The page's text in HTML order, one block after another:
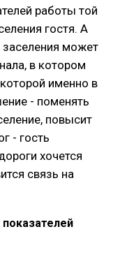
работы той
гостя. А
заселения может
в котором
именно в
- поменять
повысит
- гость
хочется
связь на